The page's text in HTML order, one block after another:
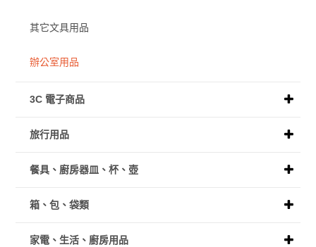
其它文具用品
辦公室用品
3C 電子商品
旅行用品
餐具、廚房器皿、杯、壺
箱、包、袋類
家電、生活、廚房用品